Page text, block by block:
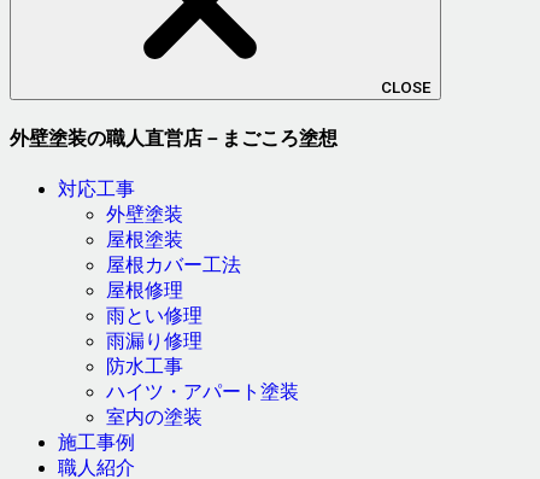
CLOSE
外壁塗装の職人直営店－まごころ塗想
対応工事
外壁塗装
屋根塗装
屋根カバー工法
屋根修理
雨とい修理
雨漏り修理
防水工事
ハイツ・アパート塗装
室内の塗装
施工事例
職人紹介